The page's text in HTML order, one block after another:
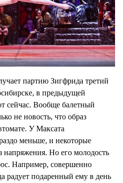
партию Зигфрида третий
в предыдущей
сейчас. Вообще балетный
не новость, что образ
У Максата
меньше, и некоторые
напряжения. Но его молодость
Например, совершенно
радует подаренный ему в день